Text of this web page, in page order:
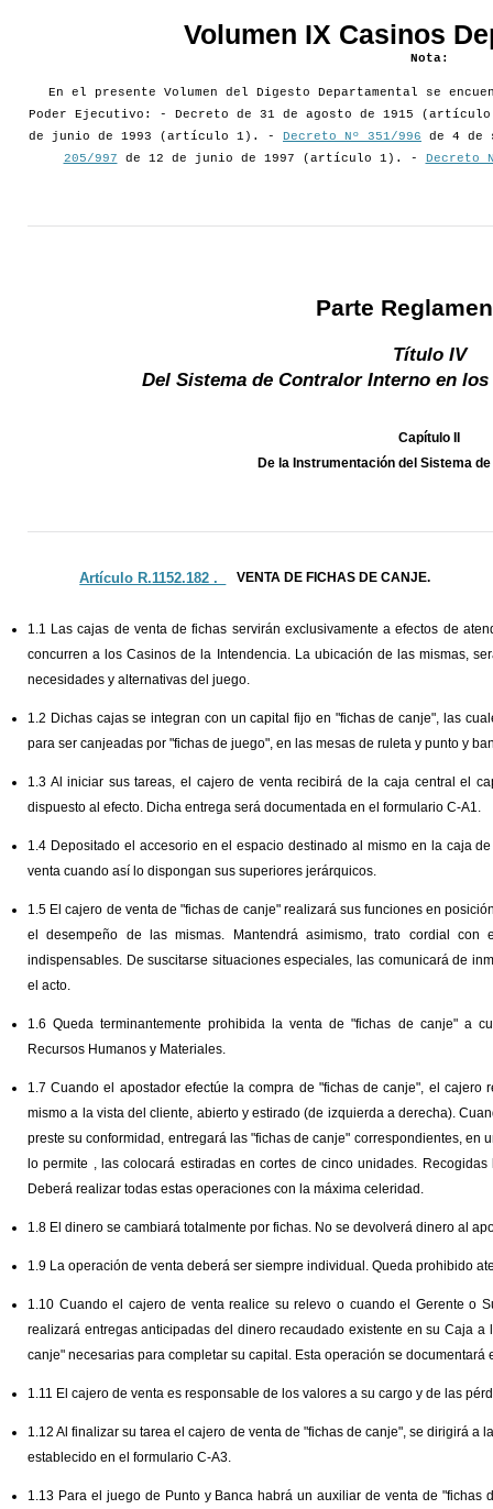
Volumen IX Casinos
Nota:
En el presente Volumen del Digesto Departamental se
Poder Ejecutivo: - Decreto de 31 de agosto de 1915
de junio de 1993 (artículo 1). -
Decreto Nº 351/996 de 4 de
205/997 de 12 de junio de 1997 (artículo 1). - Decreto
Parte
Título IV
Del Sistema de Contralor Interno en
Capítulo II
De la Instrumentación del Sistema
Artículo R.1152.182 ._ VENTA DE FICHAS DE CANJE.
1.1 Las cajas de venta de fichas servirán exclusivamente a efectos de
concurren a los Casinos de la Intendencia. La ubicación de las mismas,
necesidades y alternativas del juego.
1.2 Dichas cajas se integran con un capital fijo en "fichas de canje", las
para ser canjeadas por "fichas de juego", en las mesas de ruleta y punto y
1.3 Al iniciar sus tareas, el cajero de venta recibirá de la caja central el
dispuesto al efecto. Dicha entrega será documentada en el formulario C-A1.
1.4 Depositado el accesorio en el espacio destinado al mismo en la caja
venta cuando así lo dispongan sus superiores jerárquicos.
1.5 El cajero de venta de "fichas de canje" realizará sus funciones en
el desempeño de las mismas. Mantendrá asimismo, trato cordial con
indispensables. De suscitarse situaciones especiales, las comunicará de
el acto.
1.6 Queda terminantemente prohibida la venta de "fichas de canje" a
Recursos Humanos y Materiales.
1.7 Cuando el apostador efectúe la compra de "fichas de canje", el
mismo a la vista del cliente, abierto y estirado (de izquierda a derecha).
preste su conformidad, entregará las "fichas de canje" correspondientes, en
lo permite , las colocará estiradas en cortes de cinco unidades.
Deberá realizar todas estas operaciones con la máxima celeridad.
1.8 El dinero se cambiará totalmente por fichas. No se devolverá dinero al
1.9 La operación de venta deberá ser siempre individual. Queda prohibido
1.10 Cuando el cajero de venta realice su relevo o cuando el Gerente o
realizará entregas anticipadas del dinero recaudado existente en su Caja
canje" necesarias para completar su capital. Esta operación se documentará
1.11 El cajero de venta es responsable de los valores a su cargo y de las
1.12 Al finalizar su tarea el cajero de venta de "fichas de canje", se dirigirá
establecido en el formulario C-A3.
1.13 Para el juego de Punto y Banca habrá un auxiliar de venta de